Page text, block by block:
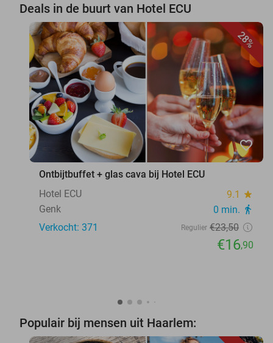
Deals in de buurt van Hotel ECU
28%
favorite_border
Ontbijtbuffet + glas cava bij Hotel ECU
Hotel ECU
9.1 star
Genk 0 min. directions_walk
Verkocht: 371 Regulier €23,50
€16,90
Populair bij mensen uit Haarlem: